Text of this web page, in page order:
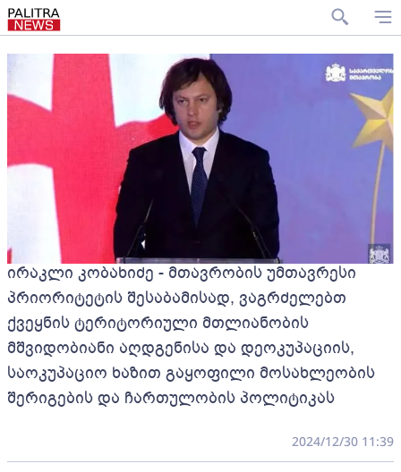
ირაკლი კობახიძე - მთავრობის უმთავრესი
პრიორიტეტის შესაბამისად, ვაგრძელებთ
ქვეყნის ტერიტორიული მთლიანობის
მშვიდობიანი აღდგენისა და დეოკუპაციის,
საოკუპაციო ხაზით გაყოფილი მოსახლეობის
შერიგების და ჩართულობის პოლიტიკას
2024/12/30 11:39